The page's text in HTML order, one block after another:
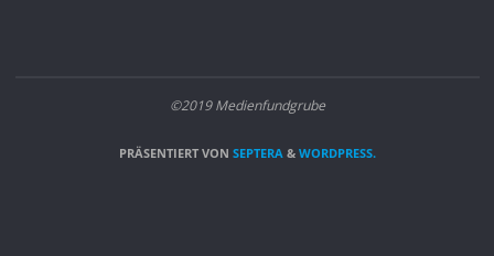
©2019 Medienfundgrube
PRÄSENTIERT VON SEPTERA& WORDPRESS.